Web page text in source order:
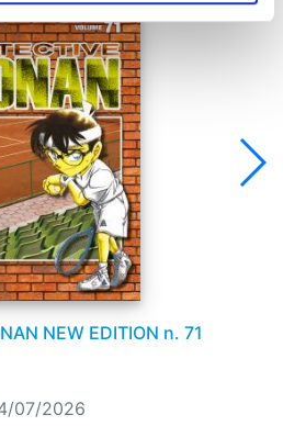
NEW EDITION n. 71
07/2026